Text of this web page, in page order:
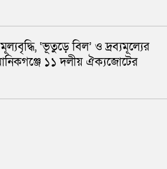
‘ভূতুড়ে বিল’ ও দ্রব্যমূল্যের
১১ দলীয় ঐক্যজোটের